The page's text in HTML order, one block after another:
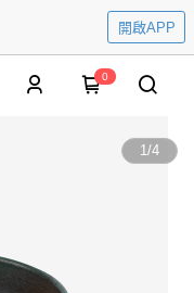
開啟APP
0
1/4